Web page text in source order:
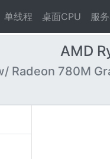
单线程 桌面CPU 服
AMD
Radeon 780M